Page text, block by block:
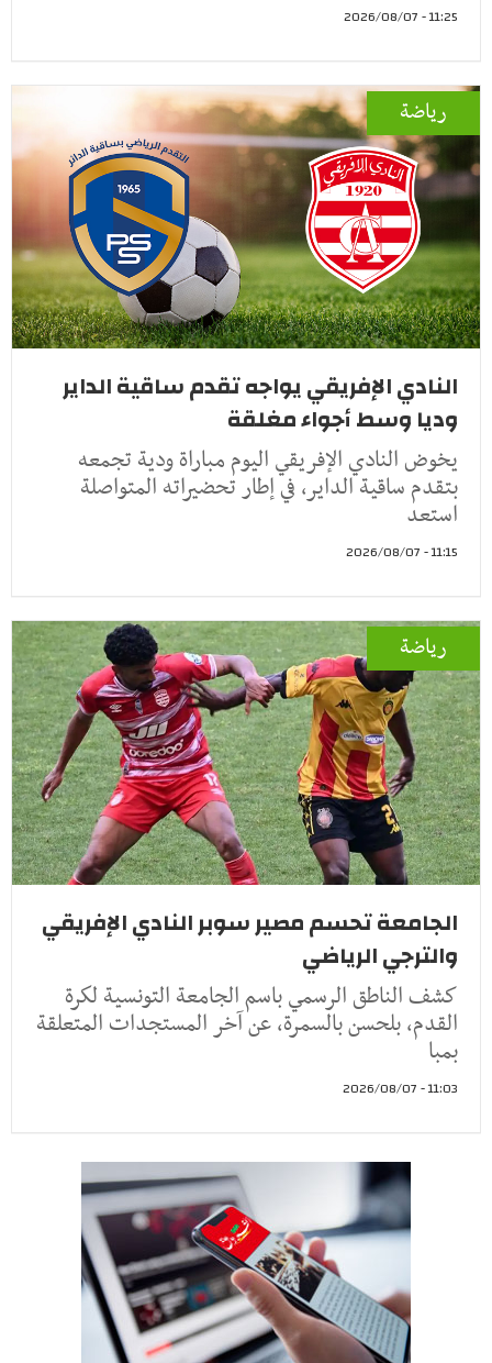
11:25 - 2026/08/07
رياضة
النادي الإفريقي يواجه تقدم ساقية الداير
وديا وسط أجواء مغلقة
يخوض النادي الإفريقي اليوم مباراة ودية تجمعه
بتقدم ساقية الداير، في إطار تحضيراته المتواصلة
استعد
11:15 - 2026/08/07
رياضة
الجامعة تحسم مصير سوبر النادي الإفريقي
والترجي الرياضي
كشف الناطق الرسمي باسم الجامعة التونسية لكرة
القدم، بلحسن بالسمرة، عن آخر المستجدات المتعلقة
بمبا
11:03 - 2026/08/07